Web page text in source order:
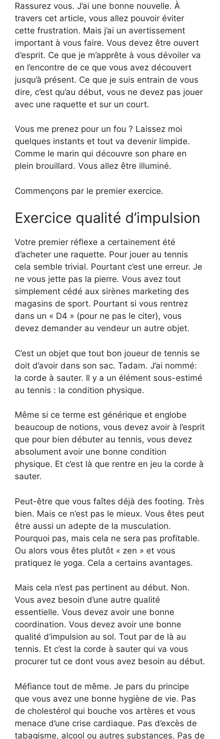
Rassurez vous. J’ai une bonne nouvelle. À
travers cet article, vous allez pouvoir éviter
cette frustration. Mais j’ai un avertissement
important à vous faire. Vous devez être ouvert
d’esprit. Ce que je m’apprête à vous dévoiler va
en l’encontre de ce que vous avez découvert
jusqu’à présent. Ce que je suis entrain de vous
dire, c’est qu’au début, vous ne devez pas jouer
avec une raquette et sur un court.
Vous me prenez pour un fou ? Laissez moi
quelques instants et tout va devenir limpide.
Comme le marin qui découvre son phare en
plein brouillard. Vous allez être illuminé.
Commençons par le premier exercice.
Exercice qualité d’impulsion
Votre premier réflexe a certainement été
d’acheter une raquette. Pour jouer au tennis
cela semble trivial. Pourtant c’est une erreur. Je
ne vous jette pas la pierre. Vous avez tout
simplement cédé aux sirènes marketing des
magasins de sport. Pourtant si vous rentrez
dans un « D4 » (pour ne pas le citer), vous
devez demander au vendeur un autre objet.
C’est un objet que tout bon joueur de tennis se
doit d’avoir dans son sac. Tadam. J’ai nommé:
la corde à sauter. Il y a un élément sous-estimé
au tennis : la condition physique.
Même si ce terme est générique et englobe
beaucoup de notions, vous devez avoir à l’esprit
que pour bien débuter au tennis, vous devez
absolument avoir une bonne condition
physique. Et c’est là que rentre en jeu la corde à
sauter.
Peut-être que vous faîtes déjà des footing. Très
bien. Mais ce n’est pas le mieux. Vous êtes peut
être aussi un adepte de la musculation.
Pourquoi pas, mais cela ne sera pas profitable.
Ou alors vous êtes plutôt « zen » et vous
pratiquez le yoga. Cela a certains avantages.
Mais cela n’est pas pertinent au début. Non.
Vous avez besoin d’une autre qualité
essentielle. Vous devez avoir une bonne
coordination. Vous devez avoir une bonne
qualité d’impulsion au sol. Tout par de là au
tennis. Et c’est la corde à sauter qui va vous
procurer tut ce dont vous avez besoin au début.
Méfiance tout de même. Je pars du principe
que vous avez une bonne hygiène de vie. Pas
de cholestérol qui bouche vos artères et vous
menace d’une crise cardiaque. Pas d’excès de
tabagisme, alcool ou autres substances. Pas de